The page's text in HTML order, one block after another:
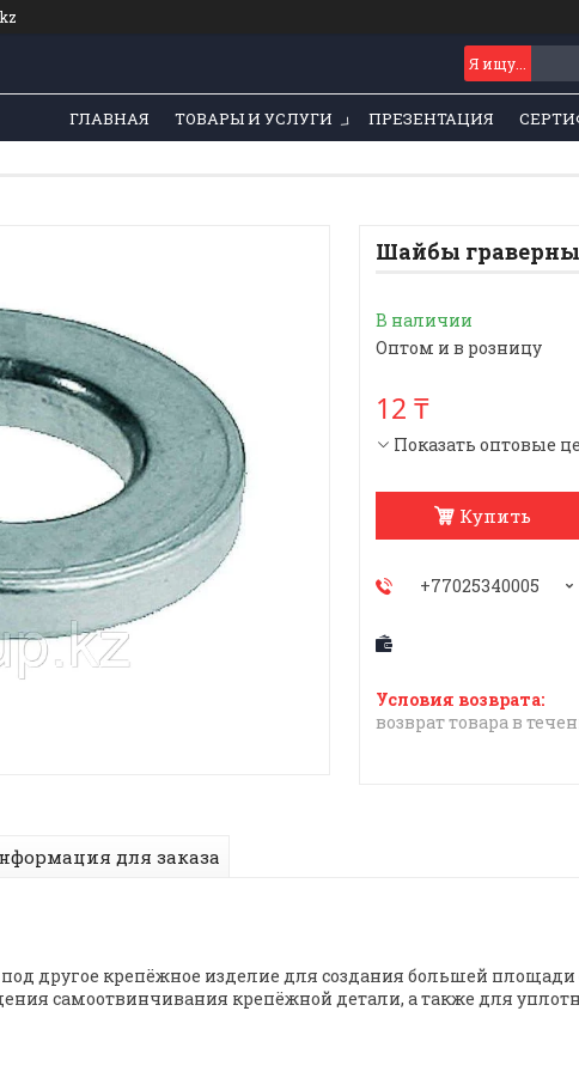
ГЛАВНАЯ ТОВАРЫ И УСЛУГИ ПРЕЗЕНТАЦИЯ
Шайбы
В наличии
Оптом и в розницу
12 ₸
Показать оптовые
Купить
+77025340005
возврат товара в
для заказа
другое крепёжное изделие для создания большей
самоотвинчивания крепёжной детали, а также для